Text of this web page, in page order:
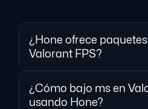
¿Hone ofrece
Valorant FPS?
¿Cómo bajo ms en
usando Hone?